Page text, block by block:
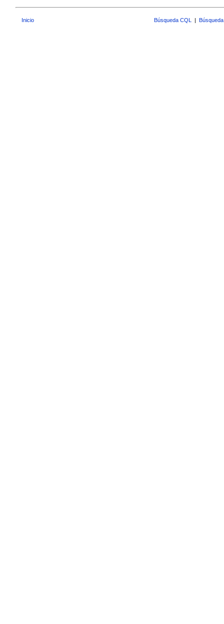
Inicio Búsqueda CQL